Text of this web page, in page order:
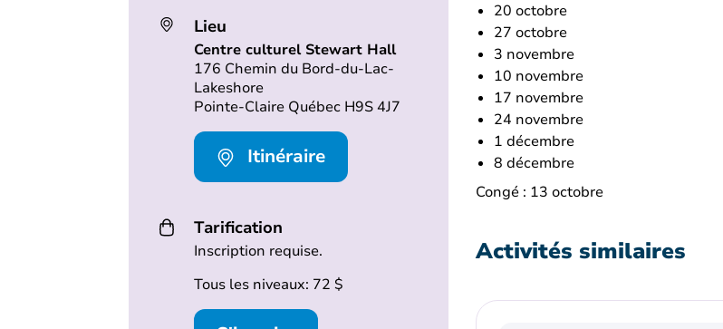
Lieu
Centre culturel Stewart Hall
176 Chemin du Bord-du-Lac-
Lakeshore
Pointe-Claire Québec H9S 4J7
Itinéraire
Tarification
Inscription requise.
Tous les niveaux: 72 $
20 octobre
27 octobre
3 novembre
10 novembre
17 novembre
24 novembre
1 décembre
8 décembre
Congé : 13 octobre
Activités similaires